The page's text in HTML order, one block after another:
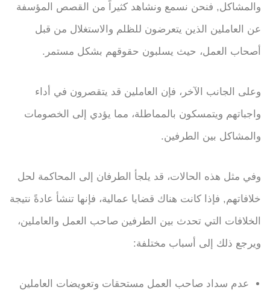
والمشاكل, فنحن نسمع ونشاهد كثيراً من القصص المؤسفة
عن العاملين الذين يتعرضون للظلم والاستغلال من قبل
أصحاب العمل، حيث يسلبون حقوقهم بشكل مستمر.
وعلى الجانب الآخر، فإن العاملين قد يتقصرون في أداء
واجباتهم ويتمسكون بالمماطلة، مما يؤدي إلى الخصومات
والمشاكل بين الطرفين.
وفي مثل هذه الحالات، قد يلجأ الطرفان إلى المحاكمة لحل
خلافاتهم, فإذا كانت هناك قضايا عمالية، فإنها تنشأ عادةً نتيجة
الخلافات التي تحدث بين الطرفين صاحب العمل والعاملين،
ويرجع ذلك إلى أسباب مختلفة:
عدم سداد صاحب العمل مستحقات وتعويضات العاملين